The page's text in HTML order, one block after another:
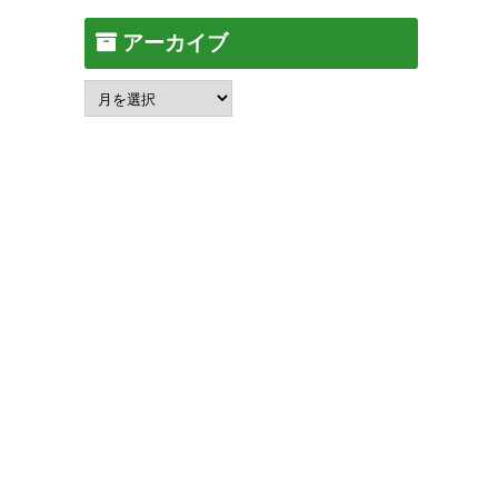
アーカイブ